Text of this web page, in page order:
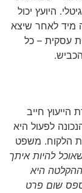
היועץ יכול
מיד לאחר שיצא
עסקית – כל
חייב
לפעול היא
הלקוח. משפט
להיות איתך
ההקלטה היא
שום פרט